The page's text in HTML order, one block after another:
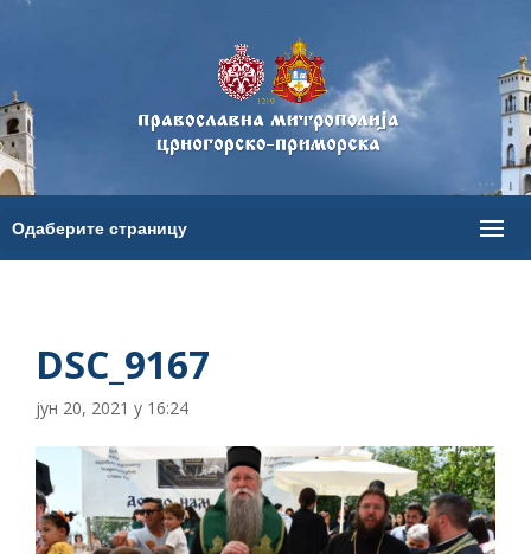
DSC_9167
јун 20, 2021 у 16:24